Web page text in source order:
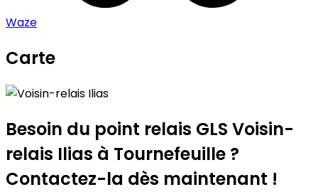
Waze
Carte
+
−
Besoin du point relais GLS Voisin-
relais Ilias à Tournefeuille ?
Contactez-la dès maintenant !